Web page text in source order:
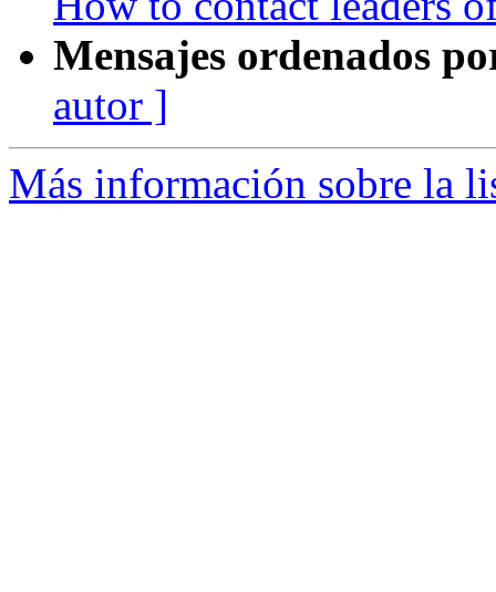
Mensajes ordenados
autor ]
Más información sobre la